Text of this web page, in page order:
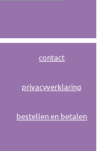
contact
privacyverklaring
bestellen en betalen